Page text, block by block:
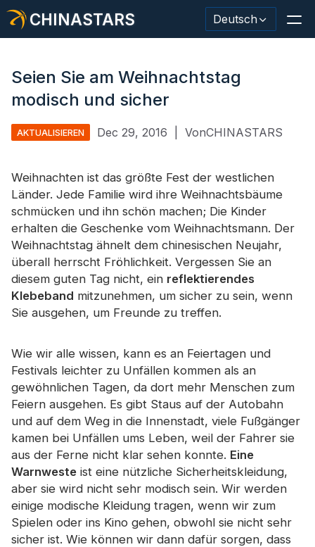
CHINASTARS Deutsch
Sicherheitskleidung
Im Dunkeln leuchtendes Material
Industrieller Waschbesatz
Über CHINASTARS
Neues Produkt
Katalog
Video
Kontakt
Seien Sie am Weihnachtstag
modisch und sicher
AKTUALISIEREN Dec 29, 2016 VonCHINASTARS
Weihnachten ist das größte Fest der westlichen
Länder. Jede Familie wird ihre Weihnachtsbäume
schmücken und ihn schön machen; Die Kinder
erhalten die Geschenke vom Weihnachtsmann. Der
Weihnachtstag ähnelt dem chinesischen Neujahr,
überall herrscht Fröhlichkeit. Vergessen Sie an
diesem guten Tag nicht, ein reflektierendes
Klebeband mitzunehmen, um sicher zu sein, wenn
Sie ausgehen, um Freunde zu treffen.
Wie wir alle wissen, kann es an Feiertagen und
Festivals leichter zu Unfällen kommen als an
gewöhnlichen Tagen, da dort mehr Menschen zum
Feiern ausgehen. Es gibt Staus auf der Autobahn
und auf dem Weg in die Innenstadt, viele Fußgänger
kamen bei Unfällen ums Leben, weil der Fahrer sie
aus der Ferne nicht klar sehen konnte. Eine
Warnweste ist eine nützliche Sicherheitskleidung,
aber sie wird nicht sehr modisch sein. Wir werden
einige modische Kleidung tragen, wenn wir zum
Spielen oder ins Kino gehen, obwohl sie nicht sehr
sicher ist. Wie können wir dann dafür sorgen, dass